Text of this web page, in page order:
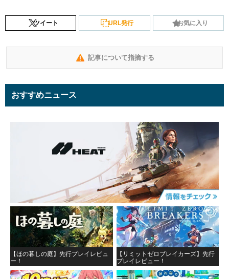
ツイート URL発行 お気に入り
記事について指摘する
おすすめニュース
【ほの暮しの庭】先行プレイレビュ
ー！
【リミットゼロブレイカーズ】先行
プレイレビュー！